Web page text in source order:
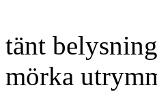
tänt
mörka